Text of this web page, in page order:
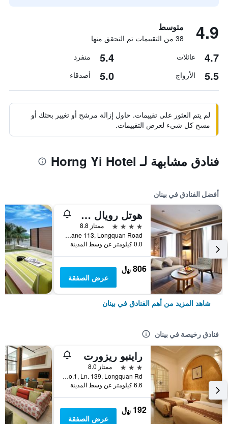
4.9 متوسط
38 من التقييمات تم التحقق منها
4.7 عائلات 5.4 منفرد
5.5 الأزواج 5.0 أصدقاء
لم يتم العثور على تقييمات. حاول إزالة مرشح أو تغيير بحثك أو
مسح كل شيء لعرض التقييمات.
فنادق مشابهة لـ Horng Yi Hotel
أفضل الفنادق في بينان
هوتل رويال شيبين
4 نجوم
ممتاز 8.8
No. 23, Lane 113, Longquan Road, بينان, تايوان
0.0 كيلومتر عن وسط المدينة
806 ﷼
عرض الصفقة
شاهد المزيد من أهم الفنادق في بينان
فنادق رخيصة في بينان
راينبو ريزورت
3 نجوم
ممتاز 8.0
No.1, Ln. 139, Longquan Rd, بينان, تايوان
6.6 كيلومتر عن وسط المدينة
192 ﷼
عرض الصفقة